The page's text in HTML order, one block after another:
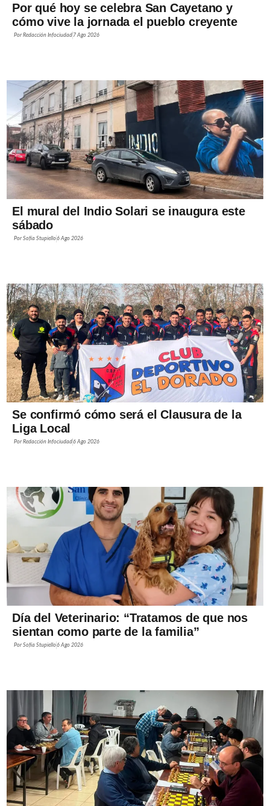
Por qué hoy se celebra San Cayetano y
cómo vive la jornada el pueblo creyente
PorRedacción Infociudad 7 Ago 2026
El mural del Indio Solari se inaugura este
sábado
PorSofía Stupiello6 Ago 2026
Se confirmó cómo será el Clausura de la
Liga Local
PorRedacción Infociudad6 Ago 2026
Día del Veterinario: “Tratamos de que nos
sientan como parte de la familia”
PorSofía Stupiello6 Ago 2026